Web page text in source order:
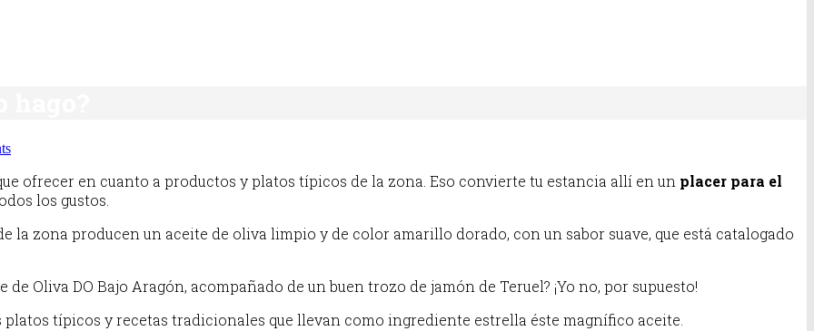
ofrecer en cuanto a productos y platos típicos de la zona. Eso convierte tu estancia allí en un placer para el
los gustos.
la zona producen un aceite de oliva limpio y de color amarillo dorado, con un sabor suave, que está catalogado
Oliva DO Bajo Aragón, acompañado de un buen trozo de jamón de Teruel? ¡Yo no, por supuesto!
típicos y recetas tradicionales que llevan como ingrediente estrella éste magnífico aceite.